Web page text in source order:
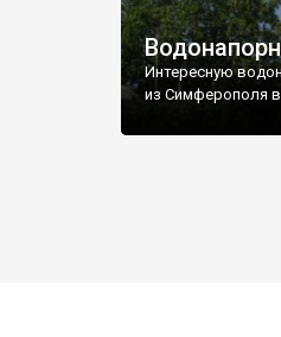
Интересную
из Симферополя в